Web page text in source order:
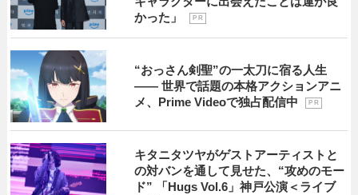
かった」
P R
“おっさん剣聖”の一太刀に宿る人生
―― 世界で話題の本格アクションアニ
メ、Prime Videoで独占配信中
P R
キタニタツヤがゲストアーティストと
の対バンを通して見せた、“攻めのモー
ド” 「Hugs Vol.6」神戸公演＜ライブ